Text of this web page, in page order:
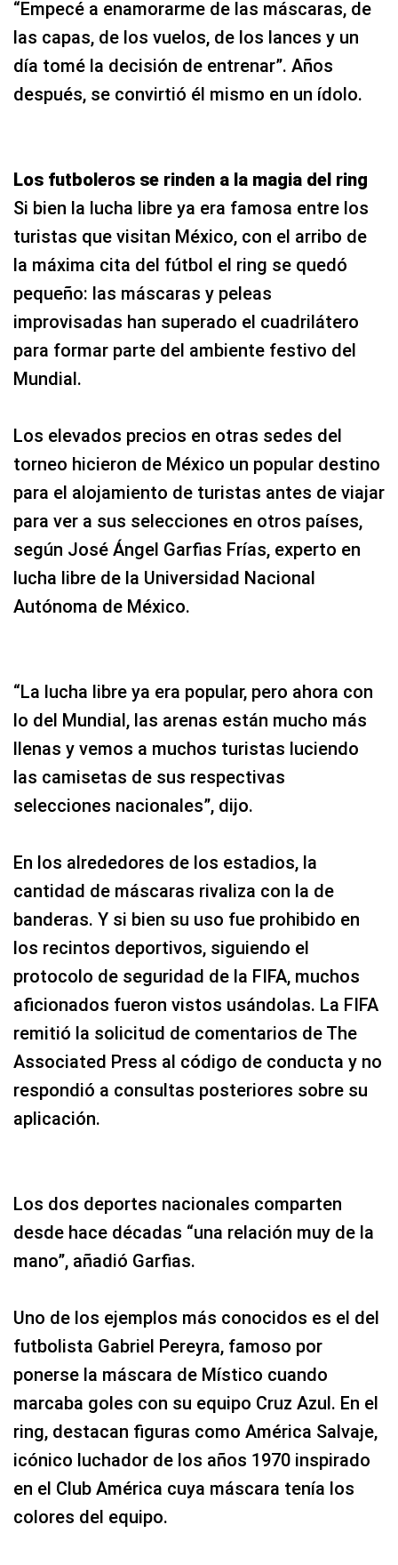
“Empecé a enamorarme de las máscaras, de
las capas, de los vuelos, de los lances y un
día tomé la decisión de entrenar”. Años
después, se convirtió él mismo en un ídolo.
Los futboleros se rinden a la magia del ring
Si bien la lucha libre ya era famosa entre los
turistas que visitan México, con el arribo de
la máxima cita del fútbol el ring se quedó
pequeño: las máscaras y peleas
improvisadas han superado el cuadrilátero
para formar parte del ambiente festivo del
Mundial.
Los elevados precios en otras sedes del
torneo hicieron de México un popular destino
para el alojamiento de turistas antes de viajar
para ver a sus selecciones en otros países,
según José Ángel Garfias Frías, experto en
lucha libre de la Universidad Nacional
Autónoma de México.
“La lucha libre ya era popular, pero ahora con
lo del Mundial, las arenas están mucho más
llenas y vemos a muchos turistas luciendo
las camisetas de sus respectivas
selecciones nacionales”, dijo.
En los alrededores de los estadios, la
cantidad de máscaras rivaliza con la de
banderas. Y si bien su uso fue prohibido en
los recintos deportivos, siguiendo el
protocolo de seguridad de la FIFA, muchos
aficionados fueron vistos usándolas. La FIFA
remitió la solicitud de comentarios de The
Associated Press al código de conducta y no
respondió a consultas posteriores sobre su
aplicación.
Los dos deportes nacionales comparten
desde hace décadas “una relación muy de la
mano”, añadió Garfias.
Uno de los ejemplos más conocidos es el del
futbolista Gabriel Pereyra, famoso por
ponerse la máscara de Místico cuando
marcaba goles con su equipo Cruz Azul. En el
ring, destacan figuras como América Salvaje,
icónico luchador de los años 1970 inspirado
en el Club América cuya máscara tenía los
colores del equipo.